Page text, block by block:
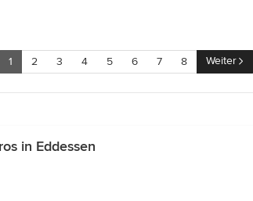
1 2 3 4 5 6 7 8 Weiter
in Eddessen